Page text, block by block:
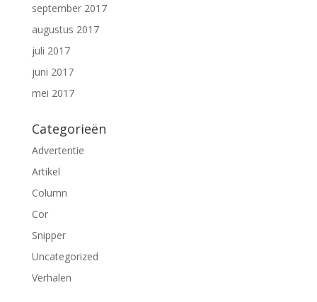
september 2017
augustus 2017
juli 2017
juni 2017
mei 2017
Categorieën
Advertentie
Artikel
Column
Cor
Snipper
Uncategorized
Verhalen